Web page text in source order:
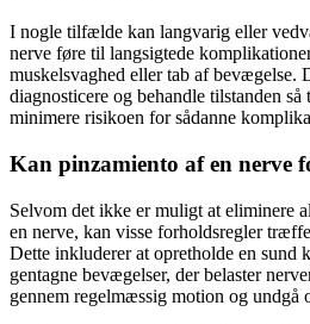
I nogle tilfælde kan langvarig eller
nerve føre til langsigtede
muskelsvaghed eller tab af bevægelse.
diagnosticere og behandle tilstanden
minimere risikoen for sådanne
Kan pinzamiento af en nerve
Selvom det ikke er muligt at eliminere
en nerve, kan visse forholdsregler
Dette inkluderer at opretholde en sund
gentagne bevægelser, der belaster
gennem regelmæssig motion og undgå